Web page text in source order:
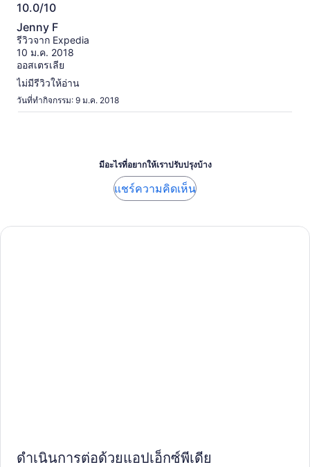
10.0/10
10.0
จาก
10
Jenny F
รีวิวจาก Expedia
10 ม.ค. 2018
ออสเตรเลีย
ไม่มีรีวิวให้อ่าน
วันที่ทำกิจกรรม: 9 ม.ค. 2018
มีอะไรที่อยากให้เราปรับปรุงบ้าง
แชร์ความคิดเห็น
ดำเนินการต่อด้วยแอปเอ็กซ์พีเดีย